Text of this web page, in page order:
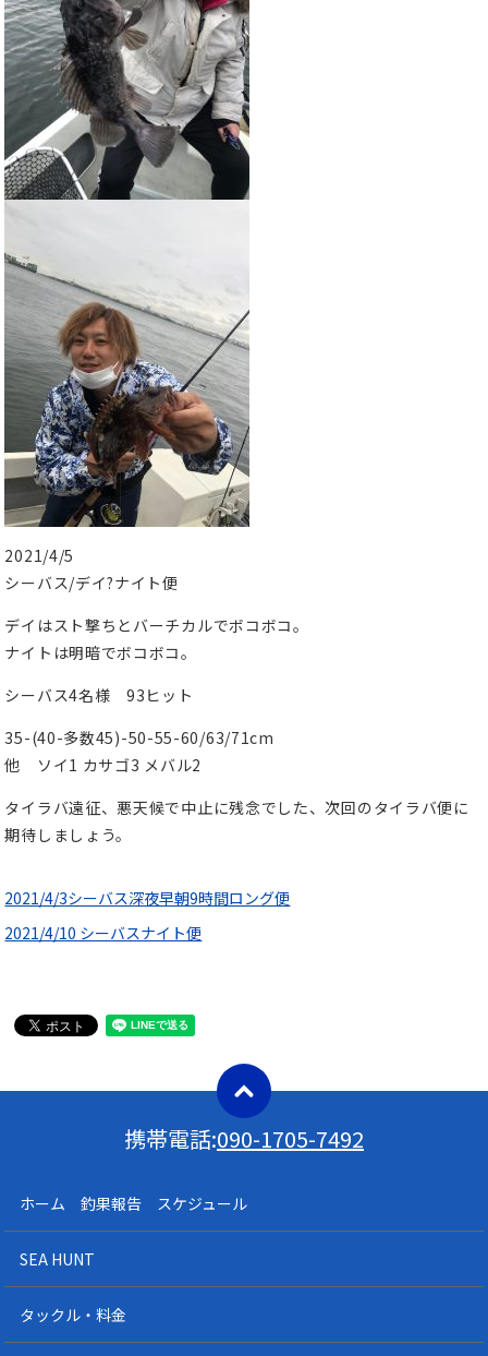
2021/4/5
シーバス/デイ?ナイト便
デイはスト撃ちとバーチカルでボコボコ。
ナイトは明暗でボコボコ。
シーバス4名様 93ヒット
35-(40-多数45)-50-55-60/63/71cm
他 ソイ1 カサゴ3 メバル2
タイラバ遠征、悪天候で中止に残念でした、次回のタイラバ便に
期待しましょう。
2021/4/3シーバス深夜早朝9時間ロング便
2021/4/10 シーバスナイト便
携帯電話:090-1705-7492
ホーム 釣果報告 スケジュール
SEA HUNT
タックル・料金